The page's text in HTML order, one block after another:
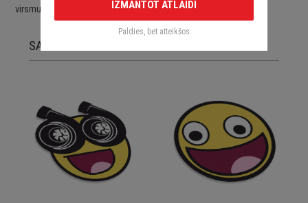
virsmu.
SAISTĪTĀS PRECES
IZMANTOT ATLAIDI
Paldies, bet atteikšos